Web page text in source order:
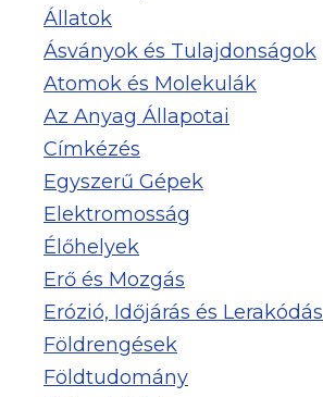
Állatok
Ásványok és Tulajdonságok
Atomok és Molekulák
Az Anyag Állapotai
Címkézés
Egyszerű Gépek
Elektromosság
Élőhelyek
Erő és Mozgás
Erózió, Időjárás és Lerakódás
Földrengések
Földtudomány